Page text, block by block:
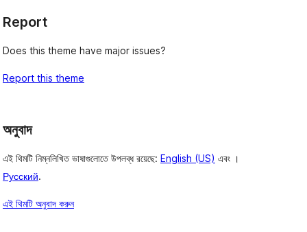
Report
Does this theme have major issues?
Report this theme
অনুবাদ
এই থিমটি নিম্নলিখিত ভাষাগুলোতে উপলব্ধ রয়েছে: English (US) এবং ।
Русский.
এই থিমটি অনুবাদ করুন